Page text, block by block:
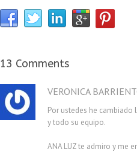
13 Comments
VERONICA
Por ustedes he cambiado
y todo su equipo.
ANA LUZ te admiro y me